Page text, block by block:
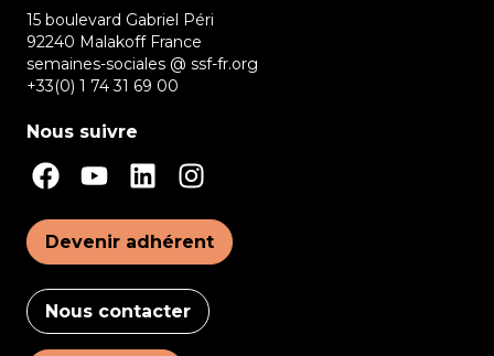
15 boulevard Gabriel Péri
92240 Malakoff France
semaines-sociales @ ssf-fr.org
+33(0) 1 74 31 69 00
Nous suivre
Devenir adhérent
Nous contacter